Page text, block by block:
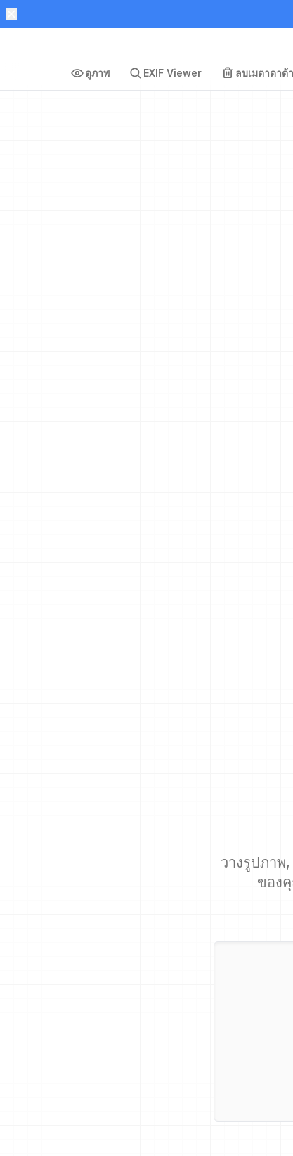
ดูภาพ EXIF Viewer ลบเมตาดาต้า
วางรูปภาพ
ของ